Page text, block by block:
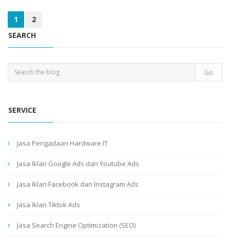
1
2
SEARCH
SERVICE
Jasa Pengadaan Hardware IT
Jasa Iklan Google Ads dan Youtube Ads
Jasa Iklan Facebook dan Instagram Ads
Jasa Iklan Tiktok Ads
Jasa Search Engine Optimization (SEO)